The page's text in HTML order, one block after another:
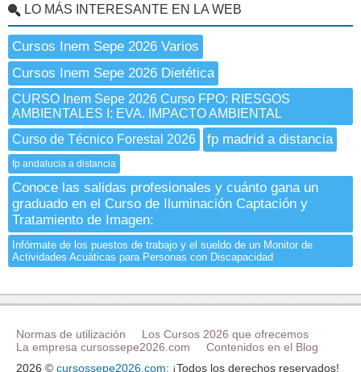
LO MÁS INTERESANTE EN LA WEB
Cursos Inem Sepe 2026 Varios
Cursos Inem Sepe 2026 Dietética
CURSO Inem Sepe 2026 Curso FPO: RIESGOS
AMBIENTALES I: EVA. IMPACTO AMBIENTAL
Curso de Técnico Forestal 2026
fp madrid a distancia
fp andalucia a distancia
Conoce las salidas profesionales y cuánto gana un
graduado en el Curso de Iluminación Captación y
Tratamiento de Imagen:
Infórmate de los puestos de trabajo y el sueldo de un Monitor de
Actividades Acuáticas para Personas con Discapacidad
Normas de utilización
Los Cursos 2026 que ofrecemos
La empresa cursossepe2026.com
Contenidos en el Blog
2026 © cursossepe2026.com: ¡Todos los derechos reservados!